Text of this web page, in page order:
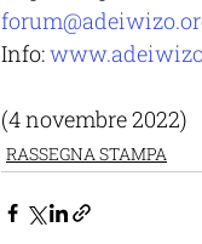
Info:
(4 novembre 2022)
RASSEGNA STAMPA